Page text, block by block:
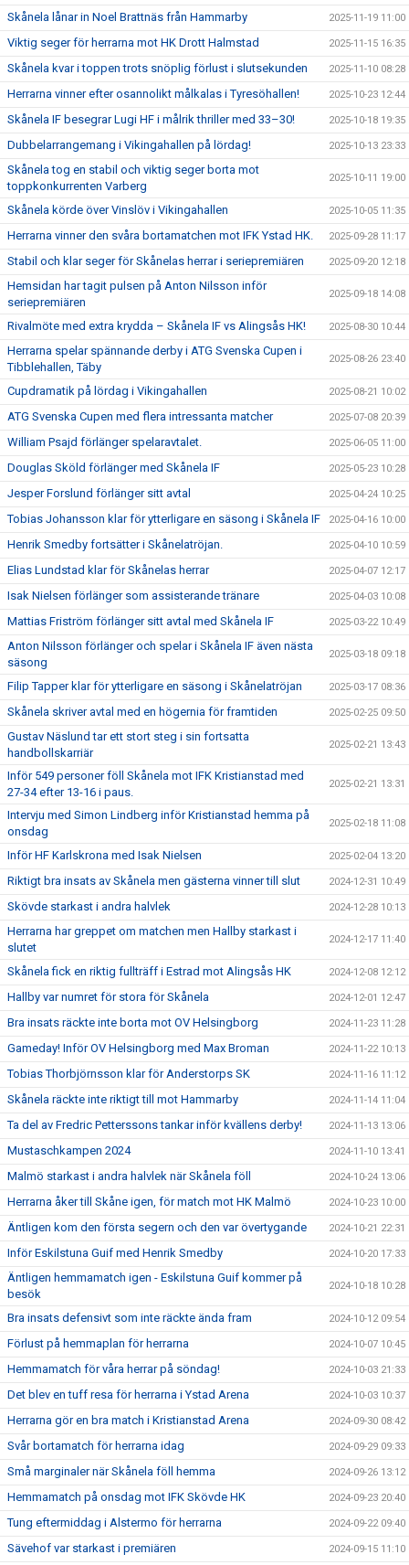
Skånela lånar in Noel Brattnäs från Hammarby 2025-11-19 11:00
Viktig seger för herrarna mot HK Drott Halmstad 2025-11-15 16:35
Skånela kvar i toppen trots snöplig förlust i slutsekunden 2025-11-10 08:28
Herrarna vinner efter osannolikt målkalas i Tyresöhallen! 2025-10-23 12:44
Skånela IF besegrar Lugi HF i målrik thriller med 33–30! 2025-10-18 19:35
Dubbelarrangemang i Vikingahallen på lördag! 2025-10-13 23:33
Skånela tog en stabil och viktig seger borta mot
toppkonkurrenten Varberg
2025-10-11 19:00
Skånela körde över Vinslöv i Vikingahallen 2025-10-05 11:35
Herrarna vinner den svåra bortamatchen mot IFK Ystad HK. 2025-09-28 11:17
Stabil och klar seger för Skånelas herrar i seriepremiären 2025-09-20 12:18
Hemsidan har tagit pulsen på Anton Nilsson inför
seriepremiären
2025-09-18 14:08
Rivalmöte med extra krydda – Skånela IF vs Alingsås HK! 2025-08-30 10:44
Herrarna spelar spännande derby i ATG Svenska Cupen i
Tibblehallen, Täby
2025-08-26 23:40
Cupdramatik på lördag i Vikingahallen 2025-08-21 10:02
ATG Svenska Cupen med flera intressanta matcher 2025-07-08 20:39
William Psajd förlänger spelaravtalet. 2025-06-05 11:00
Douglas Sköld förlänger med Skånela IF 2025-05-23 10:28
Jesper Forslund förlänger sitt avtal 2025-04-24 10:25
Tobias Johansson klar för ytterligare en säsong i Skånela IF 2025-04-16 10:00
Henrik Smedby fortsätter i Skånelatröjan. 2025-04-10 10:59
Elias Lundstad klar för Skånelas herrar 2025-04-07 12:17
Isak Nielsen förlänger som assisterande tränare 2025-04-03 10:08
Mattias Friström förlänger sitt avtal med Skånela IF 2025-03-22 10:49
Anton Nilsson förlänger och spelar i Skånela IF även nästa
säsong
2025-03-18 09:18
Filip Tapper klar för ytterligare en säsong i Skånelatröjan 2025-03-17 08:36
Skånela skriver avtal med en högernia för framtiden 2025-02-25 09:50
Gustav Näslund tar ett stort steg i sin fortsatta
handbollskarriär
2025-02-21 13:43
Inför 549 personer föll Skånela mot IFK Kristianstad med
27-34 efter 13-16 i paus.
2025-02-21 13:31
Intervju med Simon Lindberg inför Kristianstad hemma på
onsdag
2025-02-18 11:08
Inför HF Karlskrona med Isak Nielsen 2025-02-04 13:20
Riktigt bra insats av Skånela men gästerna vinner till slut 2024-12-31 10:49
Skövde starkast i andra halvlek 2024-12-28 10:13
Herrarna har greppet om matchen men Hallby starkast i
slutet
2024-12-17 11:40
Skånela fick en riktig fullträff i Estrad mot Alingsås HK 2024-12-08 12:12
Hallby var numret för stora för Skånela 2024-12-01 12:47
Bra insats räckte inte borta mot OV Helsingborg 2024-11-23 11:28
Gameday! Inför OV Helsingborg med Max Broman 2024-11-22 10:13
Tobias Thorbjörnsson klar för Anderstorps SK 2024-11-16 11:12
Skånela räckte inte riktigt till mot Hammarby 2024-11-14 11:04
Ta del av Fredric Petterssons tankar inför kvällens derby! 2024-11-13 13:06
Mustaschkampen 2024 2024-11-10 13:41
Malmö starkast i andra halvlek när Skånela föll 2024-10-24 13:06
Herrarna åker till Skåne igen, för match mot HK Malmö 2024-10-23 10:00
Äntligen kom den första segern och den var övertygande 2024-10-21 22:31
Inför Eskilstuna Guif med Henrik Smedby 2024-10-20 17:33
Äntligen hemmamatch igen - Eskilstuna Guif kommer på
besök
2024-10-18 10:28
Bra insats defensivt som inte räckte ända fram 2024-10-12 09:54
Förlust på hemmaplan för herrarna 2024-10-07 10:45
Hemmamatch för våra herrar på söndag! 2024-10-03 21:33
Det blev en tuff resa för herrarna i Ystad Arena 2024-10-03 10:37
Herrarna gör en bra match i Kristianstad Arena 2024-09-30 08:42
Svår bortamatch för herrarna idag 2024-09-29 09:33
Små marginaler när Skånela föll hemma 2024-09-26 13:12
Hemmamatch på onsdag mot IFK Skövde HK 2024-09-23 20:40
Tung eftermiddag i Alstermo för herrarna 2024-09-22 09:40
Sävehof var starkast i premiären 2024-09-15 11:10